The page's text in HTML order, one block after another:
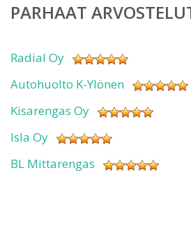
PARHAAT
Radial Oy
Autohuolto K-Ylönen
Kisarengas Oy
Isla Oy
BL Mittarengas